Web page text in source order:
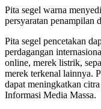
Pita segel warna
persyaratan penampilan
Pita segel pencetakan
perdagangan
online, merek listrik,
merek terkenal lainnya.
dapat meningkatkan
Informasi Media Massa.